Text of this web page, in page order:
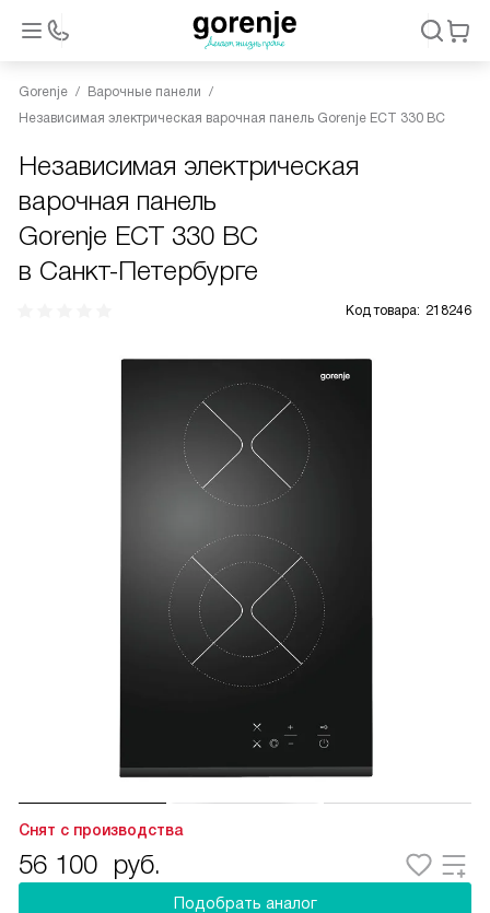
Gorenje
Варочные панели
Независимая электрическая варочная панель Gorenje ECT 330 BC
Независимая электрическая
варочная панель
Gorenje ECT 330 BC
в Санкт-Петербурге
Код товара: 218246
Снят с производства
56 100 руб.
Подобрать аналог